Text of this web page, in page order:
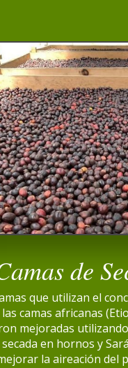
de
que utilizan el
las camas africanas
mejoradas
en hornos y
la aireación del